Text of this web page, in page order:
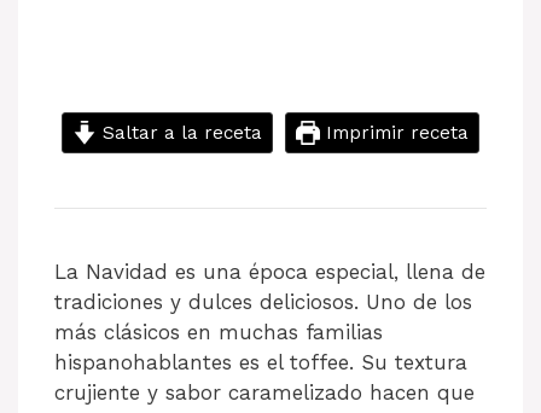
Saltar a la receta Imprimir receta
La Navidad es una época especial, llena de
tradiciones y dulces deliciosos. Uno de los
más clásicos en muchas familias
hispanohablantes es el toffee. Su textura
crujiente y sabor caramelizado hacen que